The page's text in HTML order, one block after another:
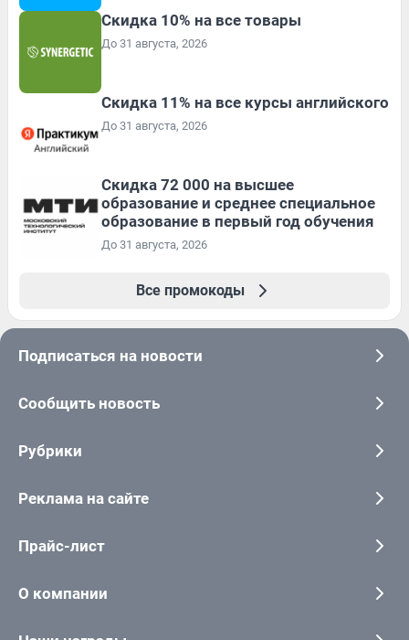
Скидка 10% на все товары
До 31 августа, 2026
Скидка 11% на все курсы английского
До 31 августа, 2026
Скидка 72 000 на высшее
образование и среднее специальное
образование в первый год обучения
До 31 августа, 2026
Все промокоды
Подписаться на новости
Сообщить новость
Рубрики
Реклама на сайте
Прайс-лист
О компании